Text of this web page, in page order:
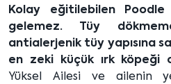
Kolay eğitilebilen Poodle
gelemez. Tüy
antialerjenik tüy yapısına
en zeki küçük ırk köpeği
Yüksel Ailesi ve ailenin